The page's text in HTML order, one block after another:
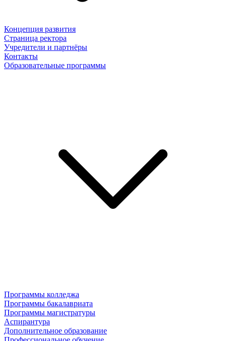
Концепция развития
Страница ректора
Учредители и партнёры
Контакты
Образовательные программы
Программы колледжа
Программы бакалавриата
Программы магистратуры
Аспирантура
Дополнительное образование